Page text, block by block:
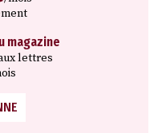
magazine
lettres